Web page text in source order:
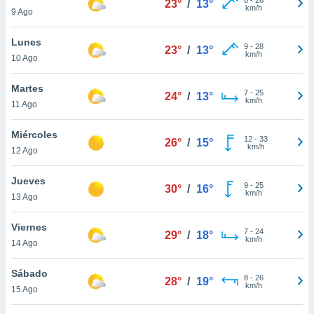
más
nuestra
y
de
disponible
cookies
aceptar
9 Ago
23° / 13°
km/h
Lunes
10 Ago
23° / 13° 9- 28
km/h
Martes
11 Ago
24° / 13° 7- 25
km/h
Miércoles
12 Ago
26° / 15° 12- 33
km/h
Jueves
13 Ago
30° / 16° 9- 25
km/h
Viernes
14 Ago
29° / 18° 7- 24
km/h
Sábado
15 Ago
28° / 19° 8- 26
km/h